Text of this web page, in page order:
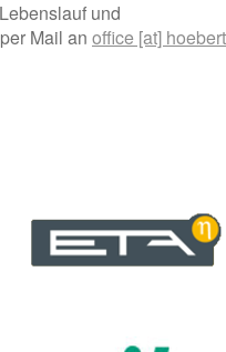
und
Mail an office [at]